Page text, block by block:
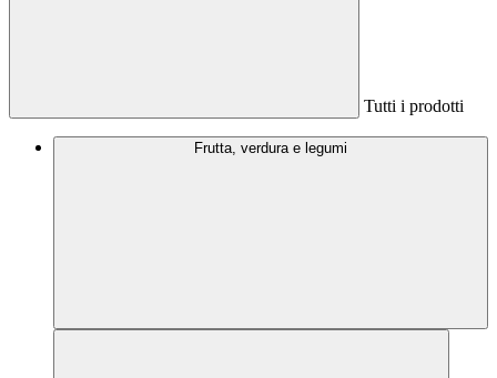
Tutti i prodotti
Frutta, verdura e legumi